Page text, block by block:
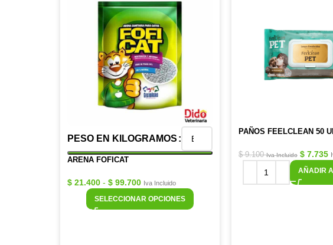
PESO EN KILOGRAMOS
ARENA FOFICAT
$ 21.400 - $ 99.700 Iva Incluido
SELECCIONAR OPCIONES
PAÑOS FEELCLEAN 50
$9.100 Iva Incluido $ 7.735
AÑADIR